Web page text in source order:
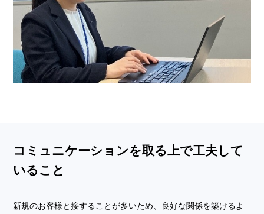
コミュニケーションを取る上で工夫して
いること
新規のお客様と接することが多いため、良好な関係を築けるよ